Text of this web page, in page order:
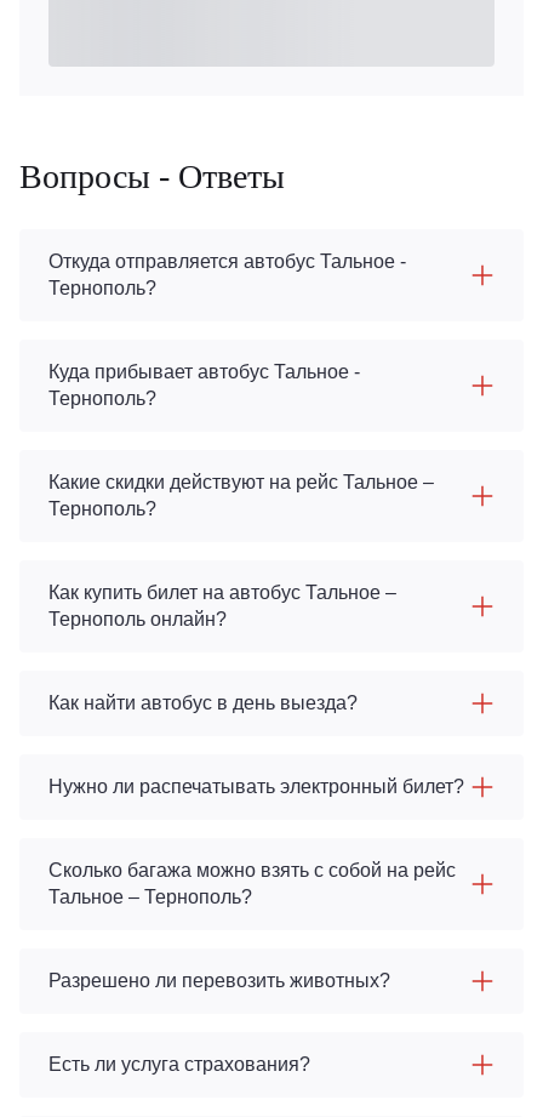
Вопросы - Ответы
Откуда отправляется автобус Тальное -
Тернополь?
Куда прибывает автобус Тальное -
Тернополь?
Какие скидки действуют на рейс Тальное –
Тернополь?
Как купить билет на автобус Тальное –
Тернополь онлайн?
Как найти автобус в день выезда?
Нужно ли распечатывать электронный билет?
Сколько багажа можно взять с собой на рейс
Тальное – Тернополь?
Разрешено ли перевозить животных?
Есть ли услуга страхования?